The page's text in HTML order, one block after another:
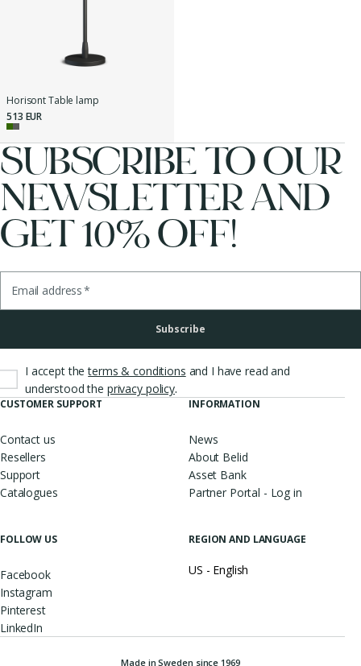
Horisont Table lamp
513 EUR
SUBSCRIBE TO OUR
NEWSLETTER AND
GET 10% OFF!
Email address*
Subscribe
I accept the terms & conditions and I have read and
understood the privacy policy.
CUSTOMER SUPPORT
Contact us
Resellers
Support
Catalogues
INFORMATION
News
About Belid
Asset Bank
Partner Portal - Log in
FOLLOW US
Facebook
Instagram
Pinterest
LinkedIn
REGION AND LANGUAGE
US - English
Made in Sweden since 1969